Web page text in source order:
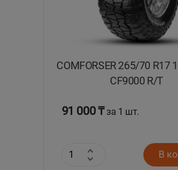
COMFORSER 265/70 R17
CF9000 R/T
91 000 ₸за 1 шт.
В